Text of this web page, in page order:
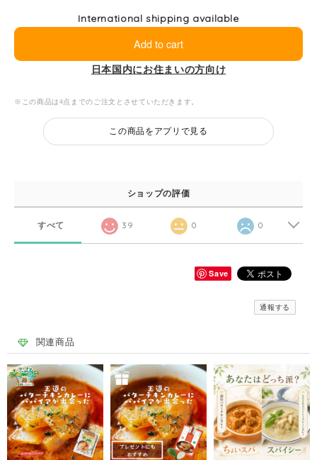
International shipping available
Add to cart
日本国内にお住まいの方向け
※この商品は4点までのご注文とさせていただきます。
この商品をアプリで見る
ショップの評価
すべて 39 0 0
Save
通報する
関連商品